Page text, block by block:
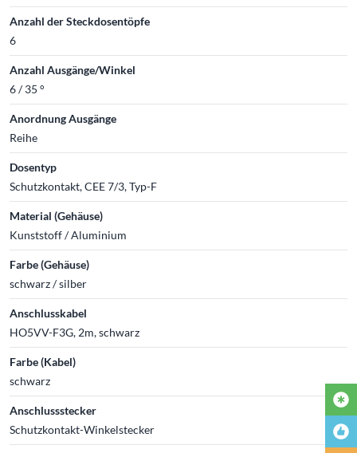
Anzahl der Steckdosentöpfe
6
Anzahl Ausgänge/Winkel
6 / 35 °
Anordnung Ausgänge
Reihe
Dosentyp
Schutzkontakt, CEE 7/3, Typ-F
Material (Gehäuse)
Kunststoff / Aluminium
Farbe (Gehäuse)
schwarz / silber
Anschlusskabel
HO5VV-F3G, 2m, schwarz
Farbe (Kabel)
schwarz
Anschlussstecker
Schutzkontakt-Winkelstecker